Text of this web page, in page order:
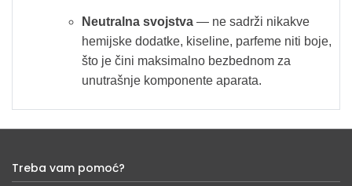
Neutralna svojstva — ne sadrži nikakve
hemijske dodatke, kiseline, parfeme niti boje,
što je čini maksimalno bezbednom za
unutrašnje komponente aparata.
Treba vam pomoć?